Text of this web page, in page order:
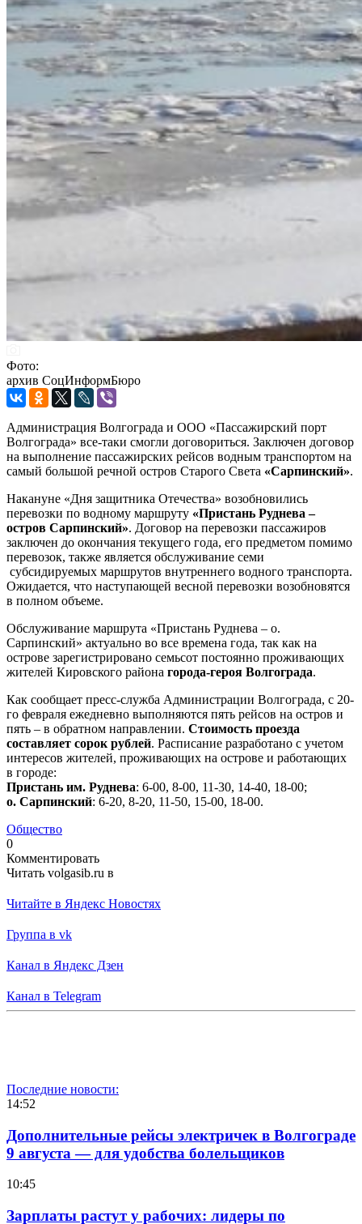
Фото:
архив СоцИнформБюро
Администрация Волгограда и ООО «Пассажирский порт
Волгограда» все-таки смогли договориться. Заключен договор
на выполнение пассажирских рейсов водным транспортом на
самый большой речной остров Старого Света «Сарпинский».
Накануне «Дня защитника Отечества» возобновились
перевозки по водному маршруту «Пристань Руднева –
остров Сарпинский». Договор на перевозки пассажиров
заключен до окончания текущего года, его предметом помимо
перевозок, также является обслуживание семи
субсидируемых маршрутов внутреннего водного транспорта.
Ожидается, что наступающей весной перевозки возобновятся
в полном объеме.
Обслуживание маршрута «Пристань Руднева – о.
Сарпинский» актуально во все времена года, так как на
острове зарегистрировано семьсот постоянно проживающих
жителей Кировского района города-героя Волгограда.
Как сообщает пресс-служба Администрации Волгограда, с 20-
го февраля ежедневно выполняются пять рейсов на остров и
пять – в обратном направлении. Стоимость проезда
составляет сорок рублей. Расписание разработано с учетом
интересов жителей, проживающих на острове и работающих
в городе:
Пристань им. Руднева: 6-00, 8-00, 11-30, 14-40, 18-00;
о. Сарпинский: 6-20, 8-20, 11-50, 15-00, 18-00.
Общество
0
Комментировать
Читать volgasib.ru в
Читайте в Яндекс Новостях
Группа в vk
Канал в Яндекс Дзен
Канал в Telegram
Последние новости:
14:52
Дополнительные рейсы электричек в Волгограде
9 августа — для удобства болельщиков
10:45
Зарплаты растут у рабочих: лидеры по